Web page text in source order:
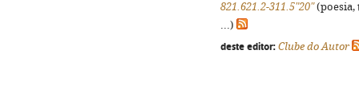
821.621.2-311.5"20"(poesia,
...)
deste editor: Clube do Autor